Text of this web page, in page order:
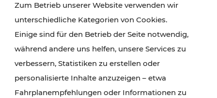
Wanderungen, Kultur und Gastronomie,
Radtouren oder purer Naturgenuss – viele
Attraktionen sind mit den Ticket- und Fahrplan-
Angeboten des VOR gut und schnell erreichbar.
Zum Betrieb unserer Website verwenden wir
unterschiedliche Kategorien von Cookies.
Einige sind für den Betrieb der Seite notwendig,
während andere uns helfen, unsere Services zu
verbessern, Statistiken zu erstellen oder
personalisierte Inhalte anzuzeigen – etwa
Fahrplanempfehlungen oder Informationen zu